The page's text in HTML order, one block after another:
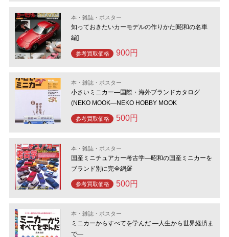
本・雑誌・ポスター
知っておきたいカーモデルの作りかた[昭和の名車
編]
参考買取価格 900円
本・雑誌・ポスター
小さいミニカー―国際・海外ブランドカタログ
(NEKO MOOK―NEKO HOBBY MOOK
参考買取価格 500円
本・雑誌・ポスター
国産ミニチュアカー考古学―昭和の国産ミニカーを
ブランド別に完全網羅
参考買取価格 500円
本・雑誌・ポスター
ミニカーからすべてを学んだ ―人生から世界経済ま
で―